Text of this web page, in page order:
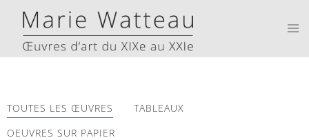
TOUTES LES ŒUVRES
TABLEAUX
OEUVRES SUR PAPIER